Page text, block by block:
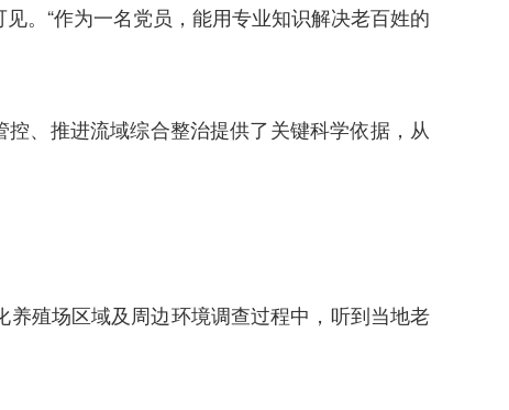
。“作为一名党员，能用专业知识解决老百姓的
、推进流域综合整治提供了关键科学依据，从
殖场区域及周边环境调查过程中，听到当地老